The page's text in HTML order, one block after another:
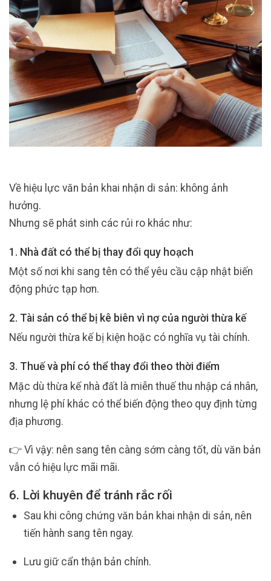
Về hiệu lực văn bản khai nhận di sản: không ảnh
hưởng.
Nhưng sẽ phát sinh các rủi ro khác như:
1. Nhà đất có thể bị thay đổi quy hoạch
Một số nơi khi sang tên có thể yêu cầu cập nhật biến
động phức tạp hơn.
2. Tài sản có thể bị kê biên vì nợ của người thừa kế
Nếu người thừa kế bị kiện hoặc có nghĩa vụ tài chính.
3. Thuế và phí có thể thay đổi theo thời điểm
Mặc dù thừa kế nhà đất là miễn thuế thu nhập cá nhân,
nhưng lệ phí khác có thể biến động theo quy định từng
địa phương.
👉 Vì vậy: nên sang tên càng sớm càng tốt, dù văn bản
vẫn có hiệu lực mãi mãi.
6. Lời khuyên để tránh rắc rối
Sau khi công chứng văn bản khai nhận di sản, nên
tiến hành sang tên ngay.
Lưu giữ cẩn thận bản chính.